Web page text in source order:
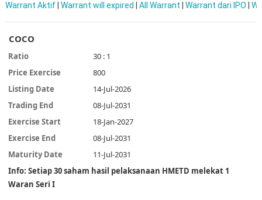
Warrant Aktif| Warrant will expired All Warrant Warrant dari IPO
COCO
30 : 1
800
14-Jul-2026
08-Jul-2031
18-Jan-2027
08-Jul-2031
11-Jul-2031
Info: Setiap 30 saham hasil pelaksanaan HMETD melekat 1
Waran Seri I